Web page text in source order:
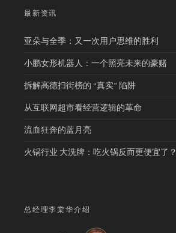
最新资讯
亚朵与全季：又一次用户思维的胜利
小鹏女形机器人：一个照亮未来的豪赌
拆解高德扫街榜的 “真实” 陷阱
从互联网超市看经营逻辑的革命
流血狂奔的蓝月亮
火锅行业 大洗牌：吃火锅反而更便宜了？
总经理李棠华介绍